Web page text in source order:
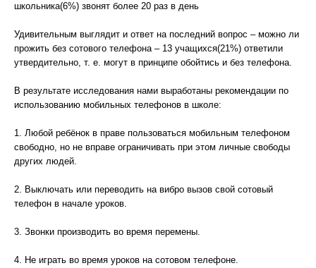
школьника(6%) звонят более 20 раз в день
Удивительным выглядит и ответ на последний вопрос – можно ли
прожить без сотового телефона – 13 учащихся(21%) ответили
утвердительно, т. е. могут в принципе обойтись и без телефона.
В результате исследования нами выработаны рекомендации по
использованию мобильных телефонов в школе:
1. Любой ребёнок в праве пользоваться мобильным телефоном
свободно, но не вправе ограничивать при этом личные свободы
других людей.
2. Выключать или переводить на вибро вызов свой сотовый
телефон в начале уроков.
3. Звонки производить во время перемены.
4. Не играть во время уроков на сотовом телефоне.